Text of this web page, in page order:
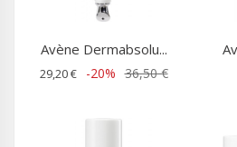
Avène Dermabsolu...
29,20 € -20% 36,50 €